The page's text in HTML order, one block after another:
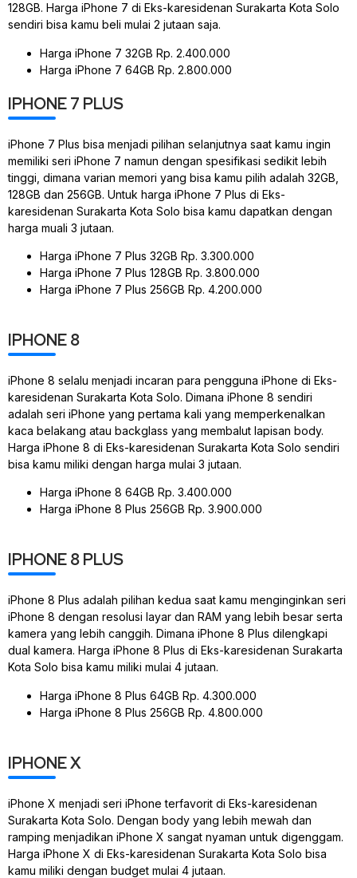
128GB. Harga iPhone 7 di Eks-karesidenan Surakarta Kota Solo
sendiri bisa kamu beli mulai 2 jutaan saja.
Harga iPhone 7 32GB Rp. 2.400.000
Harga iPhone 7 64GB Rp. 2.800.000
IPHONE 7 PLUS
iPhone 7 Plus bisa menjadi pilihan selanjutnya saat kamu ingin
memiliki seri iPhone 7 namun dengan spesifikasi sedikit lebih
tinggi, dimana varian memori yang bisa kamu pilih adalah 32GB,
128GB dan 256GB. Untuk harga iPhone 7 Plus di Eks-
karesidenan Surakarta Kota Solo bisa kamu dapatkan dengan
harga muali 3 jutaan.
Harga iPhone 7 Plus 32GB Rp. 3.300.000
Harga iPhone 7 Plus 128GB Rp. 3.800.000
Harga iPhone 7 Plus 256GB Rp. 4.200.000
IPHONE 8
iPhone 8 selalu menjadi incaran para pengguna iPhone di Eks-
karesidenan Surakarta Kota Solo. Dimana iPhone 8 sendiri
adalah seri iPhone yang pertama kali yang memperkenalkan
kaca belakang atau backglass yang membalut lapisan body.
Harga iPhone 8 di Eks-karesidenan Surakarta Kota Solo sendiri
bisa kamu miliki dengan harga mulai 3 jutaan.
Harga iPhone 8 64GB Rp. 3.400.000
Harga iPhone 8 Plus 256GB Rp. 3.900.000
IPHONE 8 PLUS
iPhone 8 Plus adalah pilihan kedua saat kamu menginginkan seri
iPhone 8 dengan resolusi layar dan RAM yang lebih besar serta
kamera yang lebih canggih. Dimana iPhone 8 Plus dilengkapi
dual kamera. Harga iPhone 8 Plus di Eks-karesidenan Surakarta
Kota Solo bisa kamu miliki mulai 4 jutaan.
Harga iPhone 8 Plus 64GB Rp. 4.300.000
Harga iPhone 8 Plus 256GB Rp. 4.800.000
IPHONE X
iPhone X menjadi seri iPhone terfavorit di Eks-karesidenan
Surakarta Kota Solo. Dengan body yang lebih mewah dan
ramping menjadikan iPhone X sangat nyaman untuk digenggam.
Harga iPhone X di Eks-karesidenan Surakarta Kota Solo bisa
kamu miliki dengan budget mulai 4 jutaan.